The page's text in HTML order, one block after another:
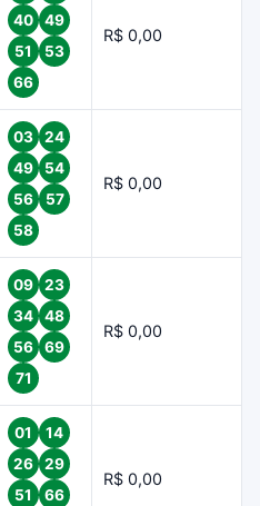
40
49
51
53
66
R$ 0,00
03
24
49
54
56
57
58
R$ 0,00
09
23
34
48
56
69
71
R$ 0,00
01
14
26
29
51
66
R$ 0,00